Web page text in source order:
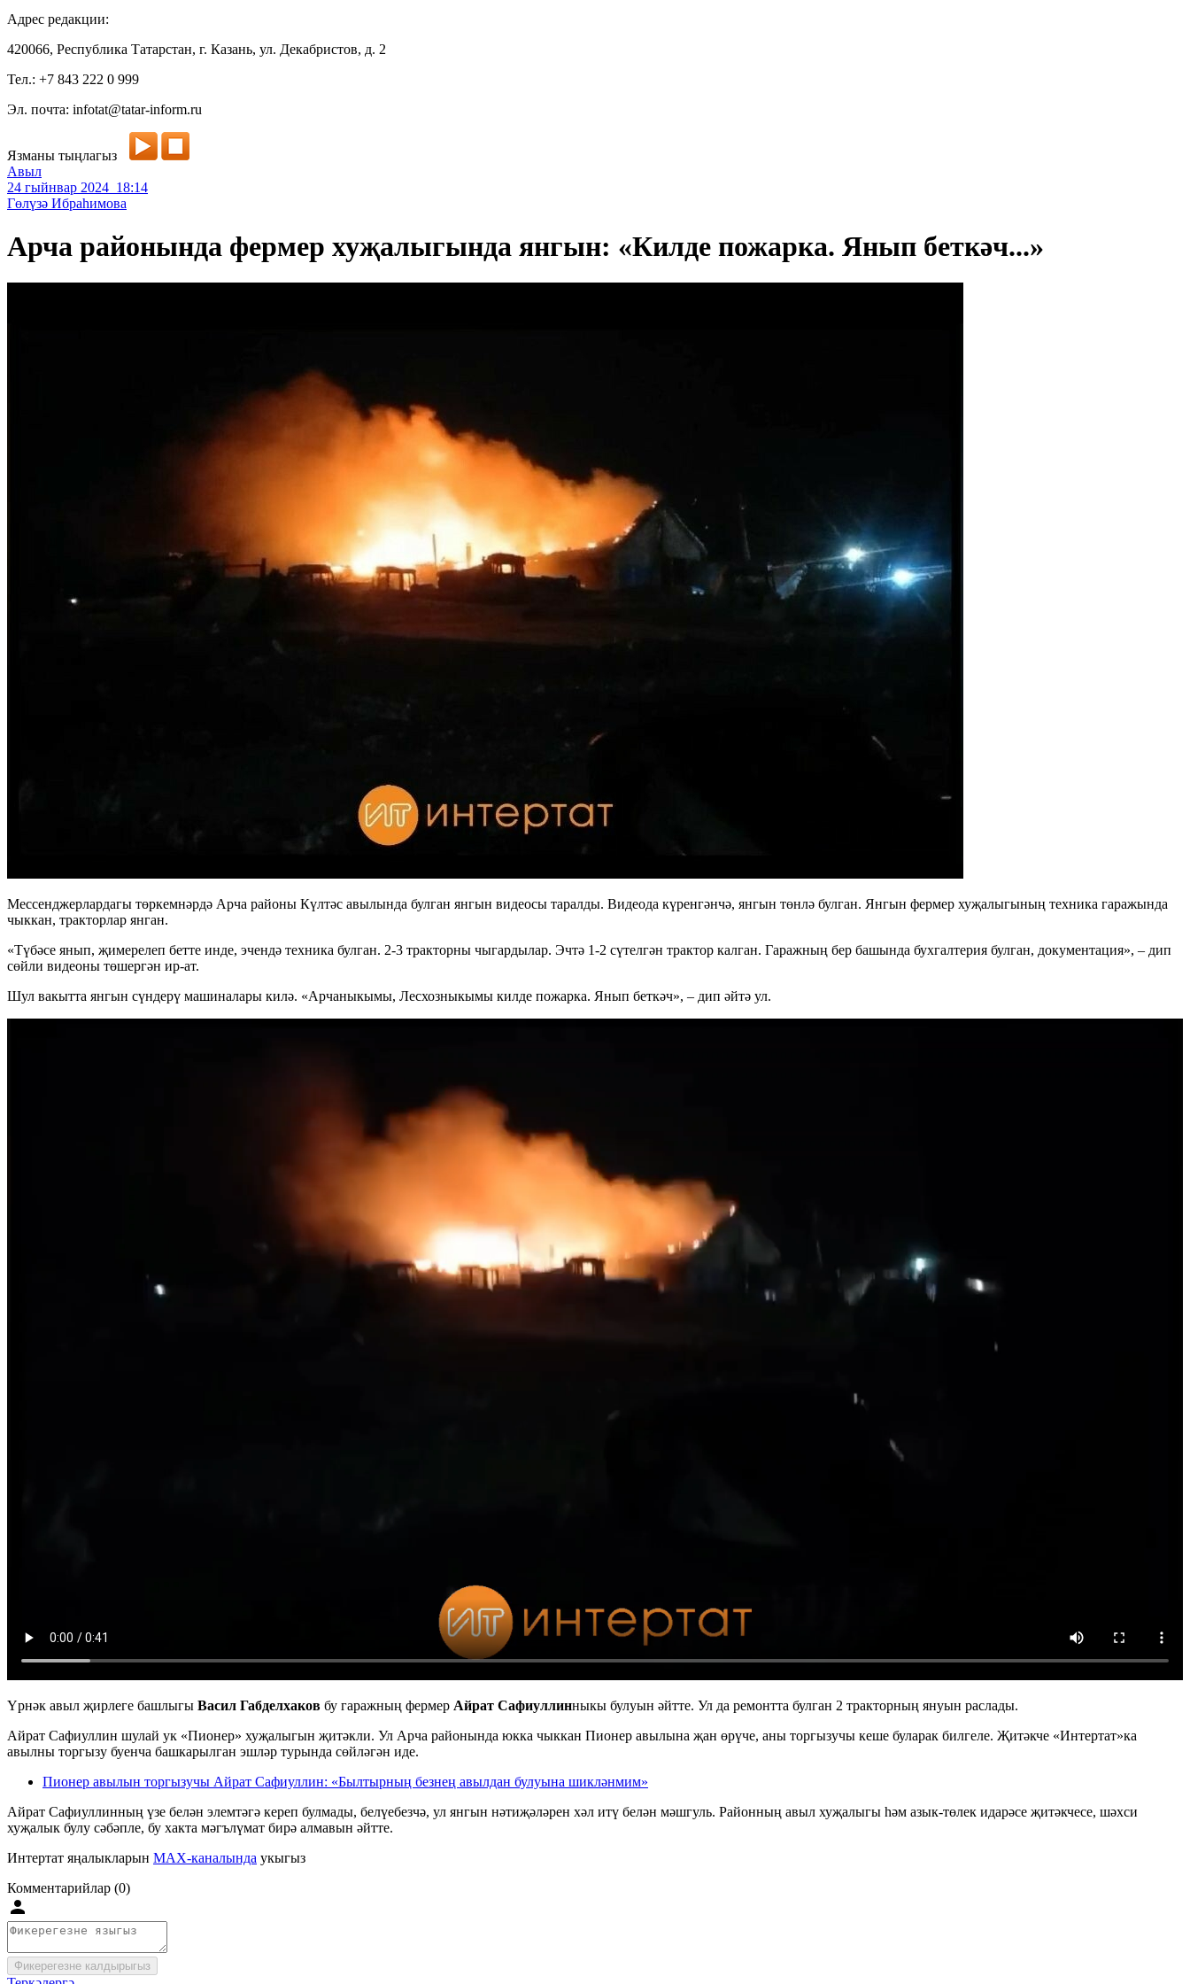
Адрес редакции:
420066, Республика Татарстан, г. Казань, ул. Декабристов, д. 2
Тел.: +7 843 222 0 999
Эл. почта: infotat@tatar-inform.ru
Язманы тыңлагыз
Авыл
24 гыйнвар 2024 18:14
Гөлүзә Ибраһимова
Арча районында фермер хуҗалыгында янгын: «Килде пожарка. Янып беткәч...»
Мессенджерлардагы төркемнәрдә Арча районы Күлтәс авылында булган янгын видеосы таралды. Видеода күренгәнчә, янгын төнлә булган. Янгын фермер хуҗалыгының техника гаражында
чыккан, тракторлар янган.
«Түбәсе янып, җимерелеп бетте инде, эчендә техника булган. 2-3 тракторны чыгардылар. Эчтә 1-2 сүтелгән трактор калган. Гаражның бер башында бухгалтерия булган, документация», – дип
сөйли видеоны төшергән ир-ат.
Шул вакытта янгын сүндерү машиналары килә. «Арчаныкымы, Лесхозныкымы килде пожарка. Янып беткәч», – дип әйтә ул.
Үрнәк авыл җирлеге башлыгы Васил Габделхаков бу гаражның фермер Айрат Сафиуллинныкы булуын әйтте. Ул да ремонтта булган 2 тракторның януын раслады.
Айрат Сафиуллин шулай ук «Пионер» хуҗалыгын җитәкли. Ул Арча районында юкка чыккан Пионер авылына җан өрүче, аны торгызучы кеше буларак билгеле. Җитәкче «Интертат»ка
авылны торгызу буенча башкарылган эшләр турында сөйләгән иде.
Пионер авылын торгызучы Айрат Сафиуллин: «Былтырның безнең авылдан булуына шикләнмим»
Айрат Сафиуллинның үзе белән элемтәгә кереп булмады, белүебезчә, ул янгын нәтиҗәләрен хәл итү белән мәшгуль. Районның авыл хуҗалыгы һәм азык-төлек идарәсе җитәкчесе, шәхси
хуҗалык булу сәбәпле, бу хакта мәгълүмат бирә алмавын әйтте.
Интертат яңалыкларын MAX-каналында укыгыз
Комментарийлар (0)
Фикерегезне калдырыгыз